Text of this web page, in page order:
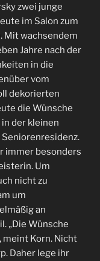
zwei junge
im Salon zum
Mit wachsendem
Jahre nach der
in die
vom
dekorierten
die Wünsche
der kleinen
immer besonders
Um
nicht zu
um
an
„Die Wünsche
meint Korn. Nicht
Daher lege ihr